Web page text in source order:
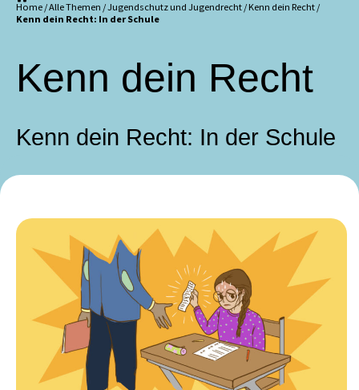
Home /Alle Themen /Jugendschutz und Jugendrecht /Kenn dein Recht /
Kenn dein Recht: In der Schule
Kenn dein Recht
Kenn dein Recht: In der Schule